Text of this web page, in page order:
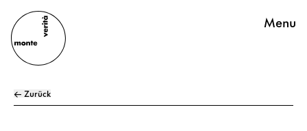
Menu
← Zurück